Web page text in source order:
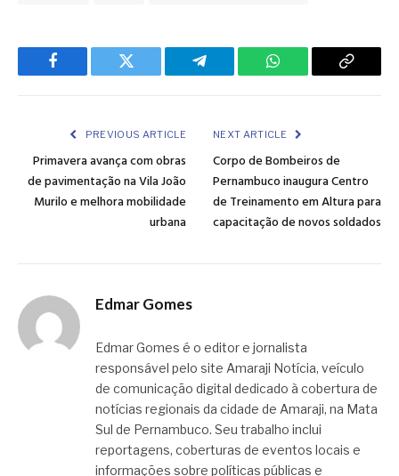
Facebook Twitter Telegram WhatsApp Copy
PREVIOUS ARTICLE
Primavera avança com obras
de pavimentação na Vila João
Murilo e melhora mobilidade
urbana
NEXT ARTICLE
Corpo de Bombeiros de
Pernambuco inaugura Centro
de Treinamento em Altura para
capacitação de novos soldados
Edmar Gomes
Edmar Gomes é o editor e jornalista
responsável pelo site Amaraji Notícia, veículo
de comunicação digital dedicado à cobertura de
notícias regionais da cidade de Amaraji, na Mata
Sul de Pernambuco. Seu trabalho inclui
reportagens, coberturas de eventos locais e
informações sobre políticas públicas e